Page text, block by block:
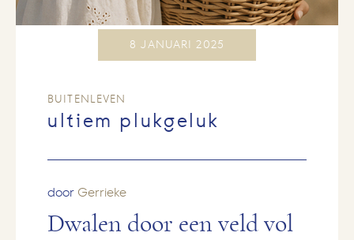
8 JANUARI 2025
BUITENLEVEN
ultiem plukgeluk
door Gerrieke
Dwalen door een veld vol